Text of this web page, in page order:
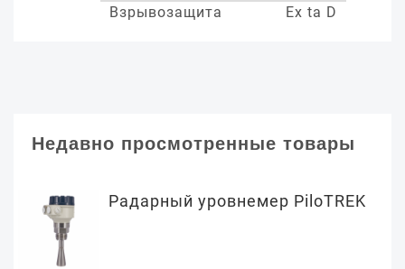
Взрывозащита
Ex ta D
Недавно просмотренные товары
Радарный уровнемер PiloTREK